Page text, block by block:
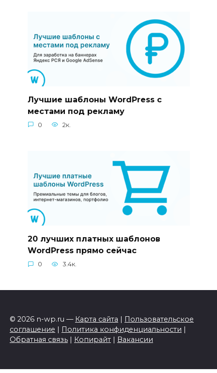
Лучшие шаблоны WordPress с
местами под рекламу
0 2к.
20 лучших платных шаблонов
WordPress прямо сейчас
0 3.4к.
© 2026 n-wp.ru — Карта сайта | Пользовательское
соглашение | Политика конфиденциальности |
Обратная связь | Копирайт | Вакансии